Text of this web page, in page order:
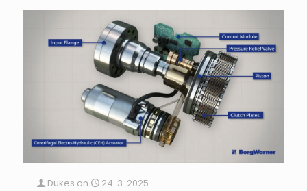
Dukes on
24. 3. 2025